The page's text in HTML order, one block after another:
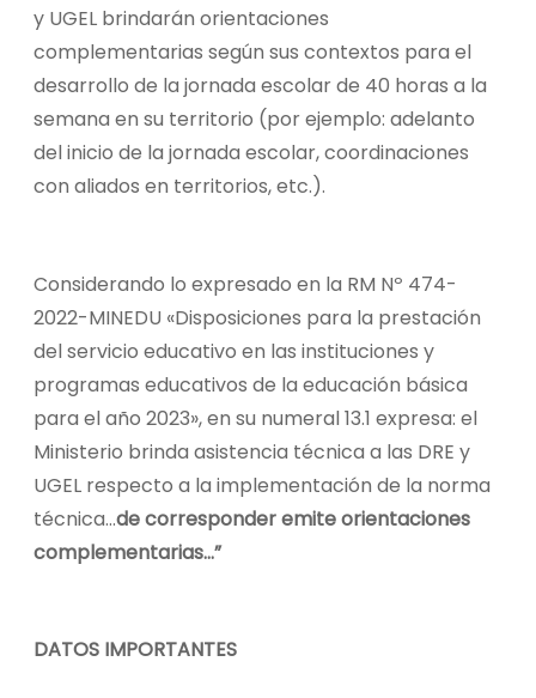
y UGEL brindarán orientaciones
complementarias según sus contextos para el
desarrollo de la jornada escolar de 40 horas a la
semana en su territorio (por ejemplo: adelanto
del inicio de la jornada escolar, coordinaciones
con aliados en territorios, etc.).
Considerando lo expresado en la RM Nº 474-
2022-MINEDU «Disposiciones para la prestación
del servicio educativo en las instituciones y
programas educativos de la educación básica
para el año 2023», en su numeral 13.1 expresa: el
Ministerio brinda asistencia técnica a las DRE y
UGEL respecto a la implementación de la norma
técnica…de corresponder emite orientaciones
complementarias…”
DATOS IMPORTANTES